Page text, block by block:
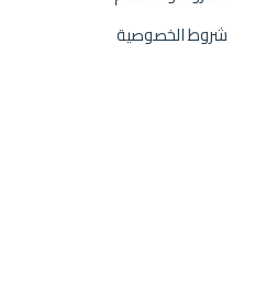
شروط الخصوصية